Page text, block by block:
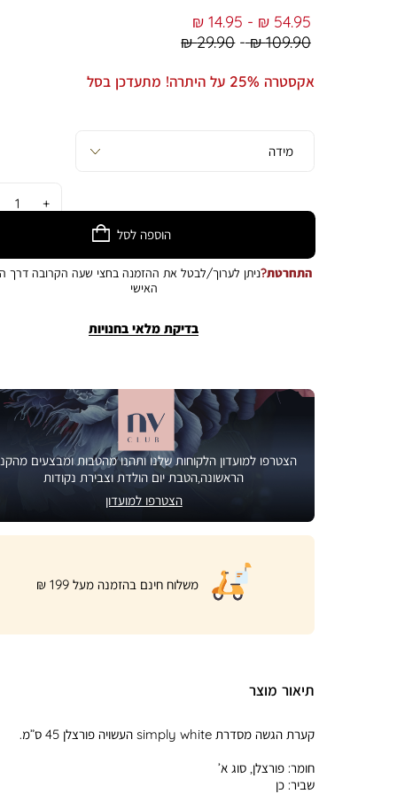
Regular
Price
29.90 ₪
Regular
Price
109.90 ₪
From
14.95 ₪ To
54.95 ₪
אקסטרה 25% על היתרה! מתעדכן בסל
הוספה לסל
התחרטת?ניתן לערוך/לבטל את ההזמנה בחצי שעה הקרובה דרך
האישי
בדיקת מלאי בחנויות
הצטרפו למועדון הלקוחות שלנו ותהנו מהטבות ומבצעים
הראשונה,הטבת יום הולדת וצבירת נקודות
הצטרפו למועדון
|
product
page
banner
משלוח חינם בהזמנה מעל 199 ₪
תיאור מוצר
קערת הגשה מסדרת simply white העשויה פורצלן 45 ס”מ.
חומר:פורצלן, סוג א’
שביר:כן